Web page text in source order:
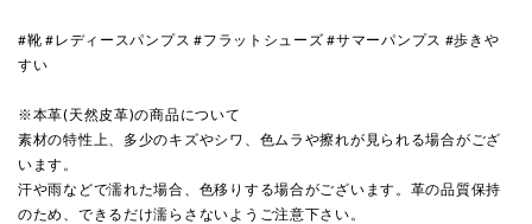
#靴 #レディースパンプス #フラットシューズ #サマーパンプス #歩きや
すい
※本革(天然皮革)の商品について
素材の特性上、多少のキズやシワ、色ムラや擦れが見られる場合がござ
います。
汗や雨などで濡れた場合、色移りする場合がございます。革の品質保持
のため、できるだけ濡らさないようご注意下さい。